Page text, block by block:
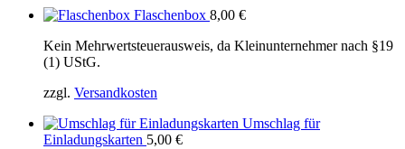
Flaschenbox 8,00 €
Kein Mehrwertsteuerausweis, da Kleinunternehmer nach §19
(1) UStG.
zzgl. Versandkosten
Umschlag für
Einladungskarten 5,00 €